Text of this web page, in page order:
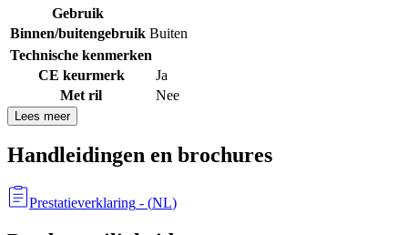
Gebruik
Binnen/buitengebruik Buiten
Technische kenmerken
CE keurmerk
Ja
Met ril
Nee
Lees meer
Handleidingen en brochures
Prestatieverklaring - (NL)